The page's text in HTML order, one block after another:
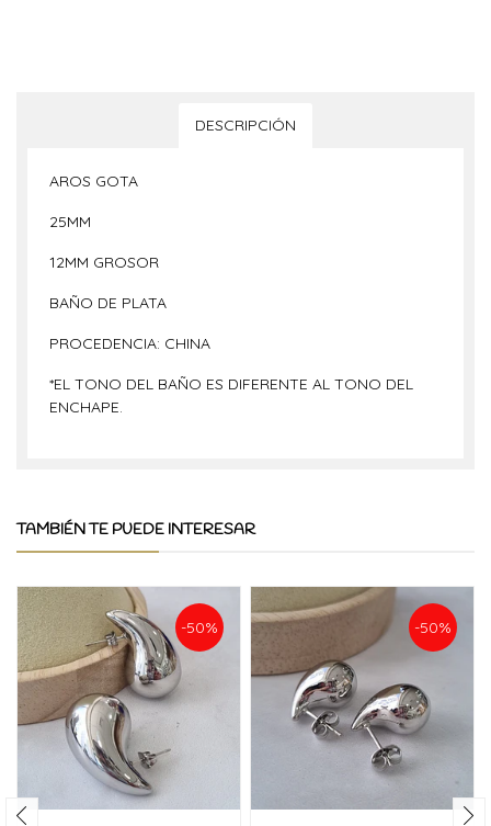
DESCRIPCIÓN
AROS GOTA
25MM
12MM GROSOR
BAÑO DE PLATA
PROCEDENCIA: CHINA
*EL TONO DEL BAÑO ES DIFERENTE AL TONO DEL
ENCHAPE.
TAMBIÉN TE PUEDE INTERESAR
-50% -50%